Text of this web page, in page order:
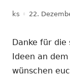
Autor
ks 22.
Danke für die
Ideen an
wünschen